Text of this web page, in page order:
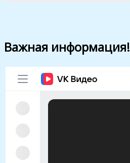
Важная информация!